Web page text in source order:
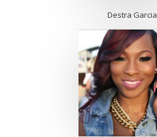
Destra Garcia